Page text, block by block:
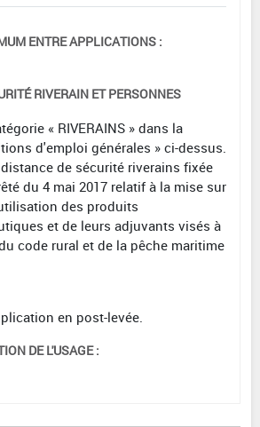
ENTRE APPLICATIONS :
RIVERAIN ET PERSONNES
« RIVERAINS » dans la
d'emploi générales » ci-dessus.
de sécurité riverains fixée
du 4 mai 2017 relatif à la mise sur
des produits
et de leurs adjuvants visés à
code rural et de la pêche maritime
en post-levée.
DE L'USAGE :